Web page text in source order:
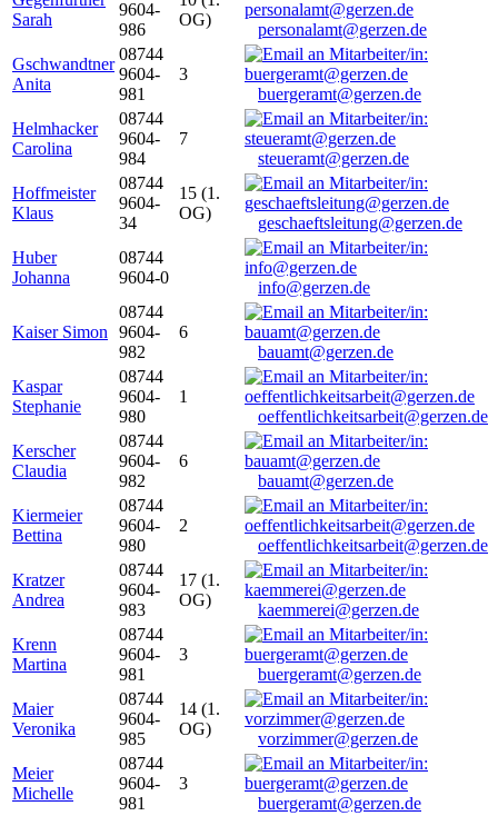
Sarah
9604-
986
OG)
personalamt@gerzen.de
Gschwandtner
Anita
08744
9604-
981
3
buergeramt@gerzen.de
Helmhacker
Carolina
08744
9604-
984
7
steueramt@gerzen.de
Hoffmeister
Klaus
08744
9604-
34
15 (1.
OG)
geschaeftsleitung@gerzen.de
Huber
Johanna
08744
9604-0
info@gerzen.de
Kaiser Simon
08744
9604-
982
6
bauamt@gerzen.de
Kaspar
Stephanie
08744
9604-
980
1
oeffentlichkeitsarbeit@gerzen.de
Kerscher
Claudia
08744
9604-
982
6
bauamt@gerzen.de
Kiermeier
Bettina
08744
9604-
980
2
oeffentlichkeitsarbeit@gerzen.de
Kratzer
Andrea
08744
9604-
983
17 (1.
OG)
kaemmerei@gerzen.de
Krenn
Martina
08744
9604-
981
3
buergeramt@gerzen.de
Maier
Veronika
08744
9604-
985
14 (1.
OG)
vorzimmer@gerzen.de
Meier
Michelle
08744
9604-
981
3
buergeramt@gerzen.de